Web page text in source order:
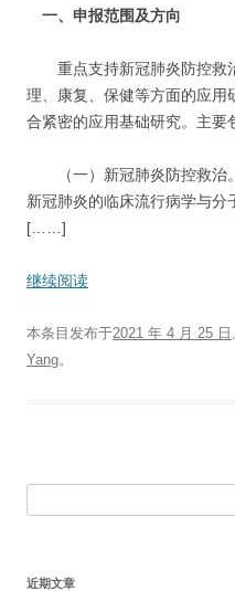
一、申报范围及方向
重点支持新冠肺炎防控救
理、康复、保健等方面的应用
合紧密的应用基础研究。主要
（一）新冠肺炎防控救治
新冠肺炎的临床流行病学与
[……]
继续阅读
本条目发布于2021 年 4 月 25 日
Yang。
近期文章